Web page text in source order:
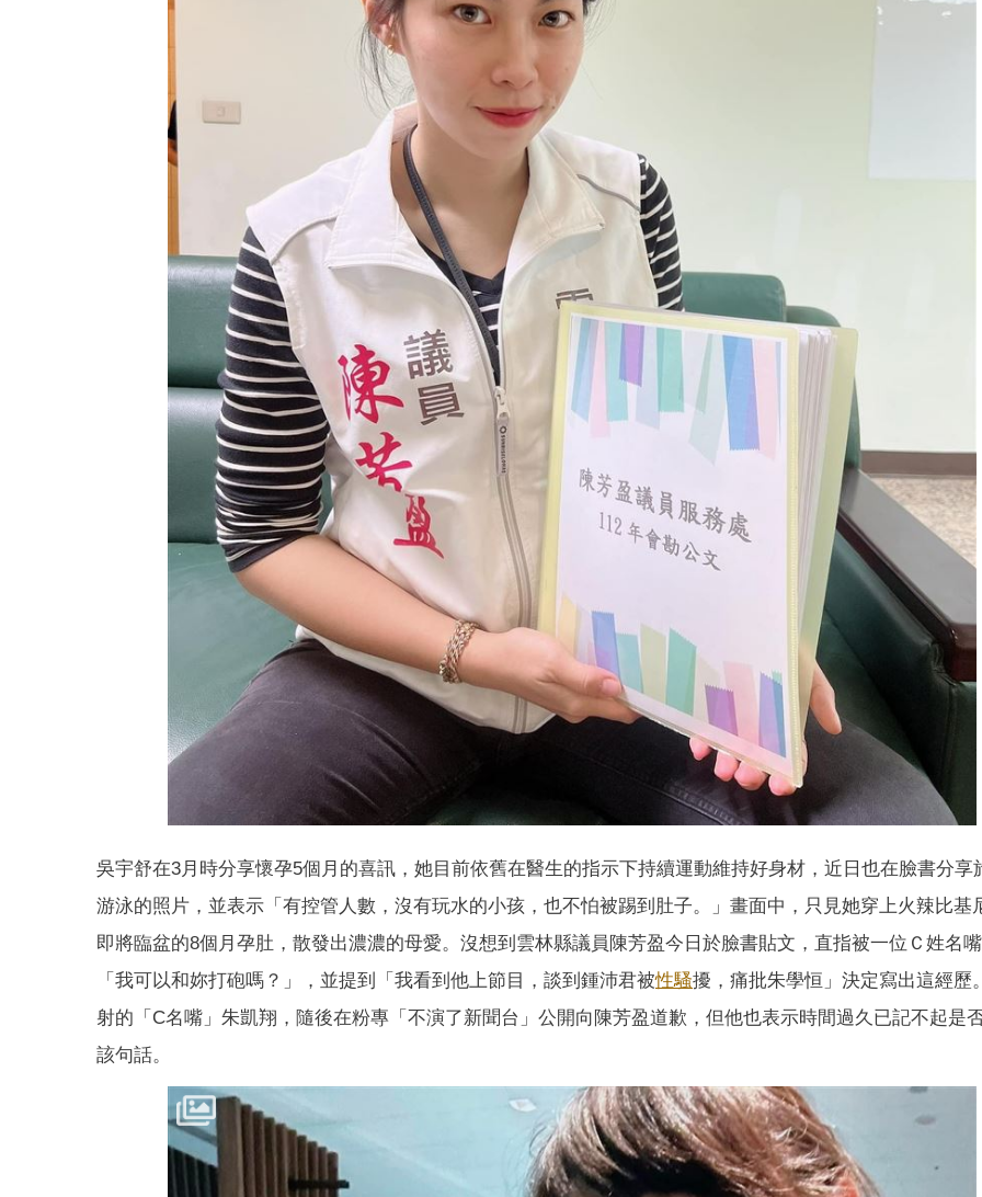
吳宇舒在3月時分享懷孕5個月的喜訊，她目前依舊在醫生的指示下持續運動維持好身材，近日也在臉書分享
游泳的照片，並表示「有控管人數，沒有玩水的小孩，也不怕被踢到肚子。」畫面中，只見她穿上火辣比基
即將臨盆的8個月孕肚，散發出濃濃的母愛。沒想到雲林縣議員陳芳盈今日於臉書貼文，直指被一位Ｃ姓名
「我可以和妳打砲嗎？」，並提到「我看到他上節目，談到鍾沛君被性騷擾，痛批朱學恒」決定寫出這經歷
射的「C名嘴」朱凱翔，隨後在粉專「不演了新聞台」公開向陳芳盈道歉，但他也表示時間過久已記不起是
該句話。